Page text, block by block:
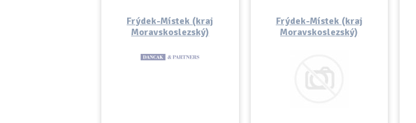
Frýdek-Místek (kraj
Moravskoslezský)
Frýdek-Místek (kraj
Moravskoslezský)